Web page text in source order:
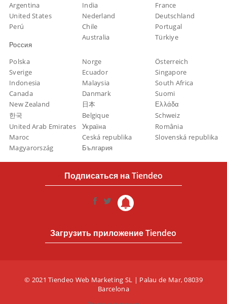
Argentina
India
France
United States
Nederland
Deutschland
Perú
Chile
Portugal
Россия
Australia Türkiye
Polska Norge
Österreich
Sverige
Ecuador
Singapore
Indonesia
Malaysia
South Africa
Canada
Danmark
Suomi
New Zealand
日本
Ελλάδα
한국
Belgique
Schweiz
United Arab Emirates
Україна
România
Maroc
Ceská republika
Slovenská republika
Magyarország
България
Подписаться на Tiendeo
Загрузить приложение Tiendeo
© 2021 Tiendeo Web Marketing SL | Palau de Mar, 08039
Barcelona